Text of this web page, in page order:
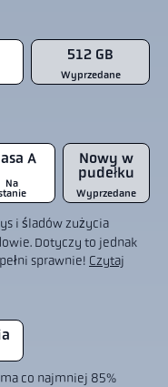
512 GB
Wyprzedane
A
Na
Nowy w
pudełku
Wyprzedane
i śladów zużycia
Dotyczy to jednak
sprawnie! Czytaj
co najmniej 85%